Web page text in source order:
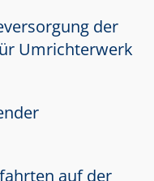
der
Umrichterwerk
auf der